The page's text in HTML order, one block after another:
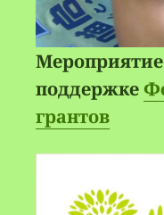
поддержке
грантов